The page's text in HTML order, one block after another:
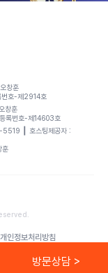
방문상담 >
창훈
번호-제2914호
창훈
록번호-제14603호
┃ 호스팅제공자 :
개인정보처리방침